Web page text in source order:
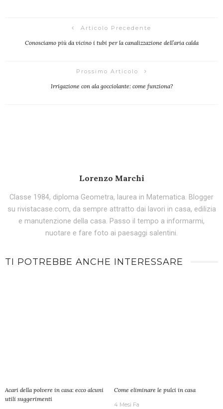
Articolo Precedente
Conosciamo più da vicino i tubi per la canalizzazione dell’aria calda
Prossimo Articolo
Irrigazione con ala gocciolante: come funziona?
Lorenzo Marchi
Classe 1984, diploma Geometra, laurea in Matematica. Blogger
su rivistacase.com, da sempre attratto dai lavori in casa, edilizia
e manutenzione della casa. Passo il tempo a informarmi,
nuotare e fare foto ai paesaggi salentini.
TI POTREBBE ANCHE INTERESSARE
Acari della polvere in casa: ecco alcuni
utili suggerimenti
Come eliminare le pulci in casa
4 Mesi Fa